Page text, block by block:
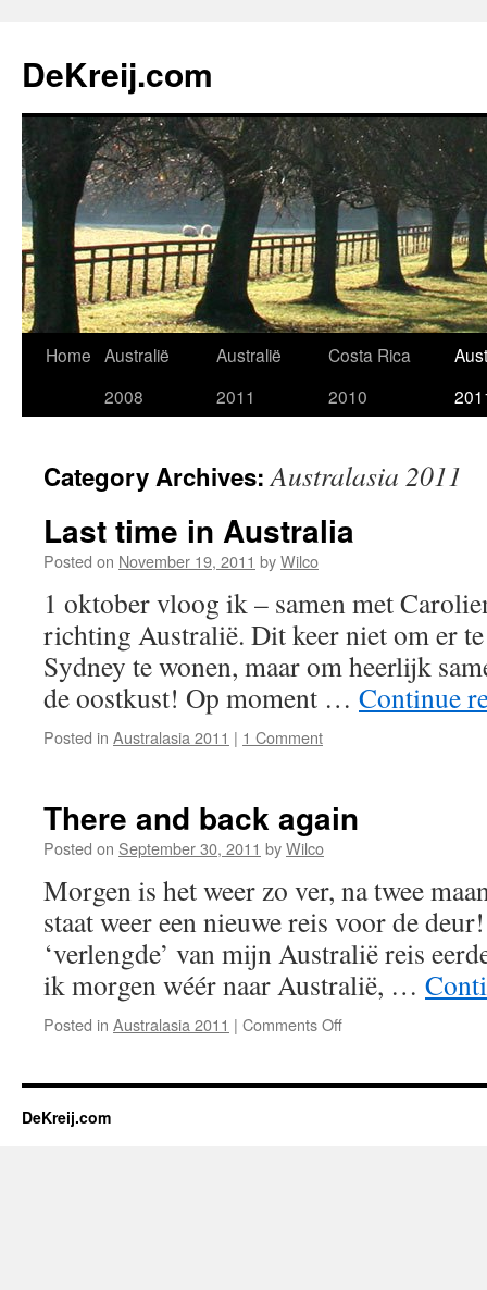
content
DeKreij.com
Home Australië
2008
Australië
2011
Costa Rica
2010
Category Archives:Australasia 2011
Last time in Australia
Posted on November 19, 2011 byWilco
1 oktober vloog ik – samen met
richting Australië. Dit keer niet om er
Sydney te wonen, maar om heerlijk
de oostkust! Op moment … Continue
Posted in Australasia 2011 | 1 Comment
There and back again
Posted on September 30, 2011 byWilco
Morgen is het weer zo ver, na twee
staat weer een nieuwe reis voor de
‘verlengde’ van mijn Australië reis
ik morgen wéér naar Australië, …
Posted in Australasia 2011 | Comments Offon
back
DeKreij.com